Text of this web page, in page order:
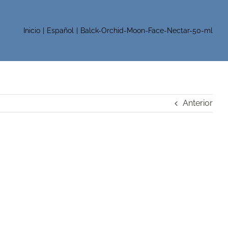
Inicio Español Balck-Orchid-Moon-Face-Nectar-50-ml
Anterior